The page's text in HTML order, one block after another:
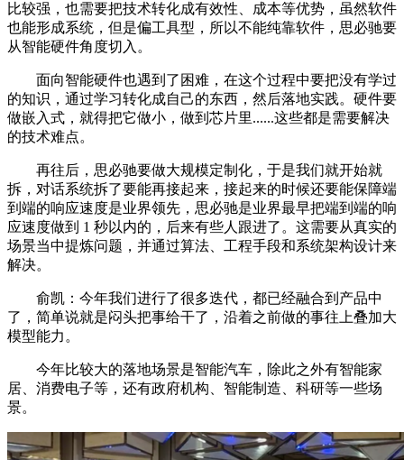
比较强，也需要把技术转化成有效性、成本等优势，虽然软件
也能形成系统，但是偏工具型，所以不能纯靠软件，思必驰要
从智能硬件角度切入。
面向智能硬件也遇到了困难，在这个过程中要把没有学过
的知识，通过学习转化成自己的东西，然后落地实践。硬件要
做嵌入式，就得把它做小，做到芯片里......这些都是需要解决
的技术难点。
再往后，思必驰要做大规模定制化，于是我们就开始就
拆，对话系统拆了要能再接起来，接起来的时候还要能保障端
到端的响应速度是业界领先，思必驰是业界最早把端到端的响
应速度做到 1 秒以内的，后来有些人跟进了。这需要从真实的
场景当中提炼问题，并通过算法、工程手段和系统架构设计来
解决。
俞凯：今年我们进行了很多迭代，都已经融合到产品中
了，简单说就是闷头把事给干了，沿着之前做的事往上叠加大
模型能力。
今年比较大的落地场景是智能汽车，除此之外有智能家
居、消费电子等，还有政府机构、智能制造、科研等一些场
景。